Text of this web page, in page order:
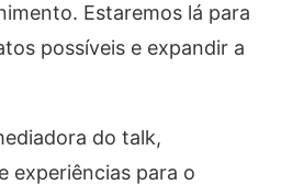
Estaremos lá para
possíveis e expandir a
do talk,
experiências para o